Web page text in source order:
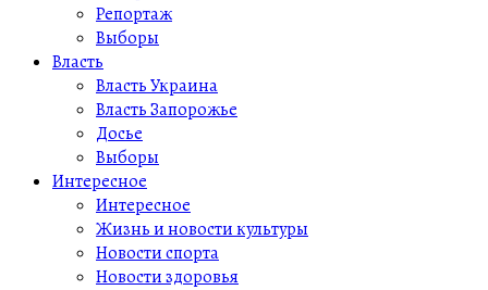
Репортаж
Выборы
Власть
Власть Украина
Власть Запорожье
Досье
Выборы
Интересное
Интересное
Жизнь и новости культуры
Новости спорта
Новости здоровья